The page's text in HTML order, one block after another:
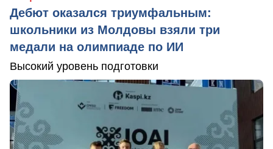
Дебют оказался триумфальным:
школьники из Молдовы взяли три
медали на олимпиаде по ИИ
Высокий уровень подготовки